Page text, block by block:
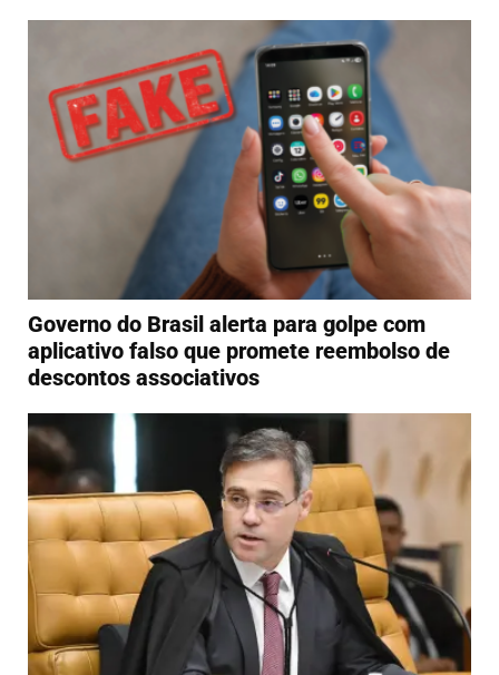
Governo do Brasil alerta para golpe com
aplicativo falso que promete reembolso de
descontos associativos